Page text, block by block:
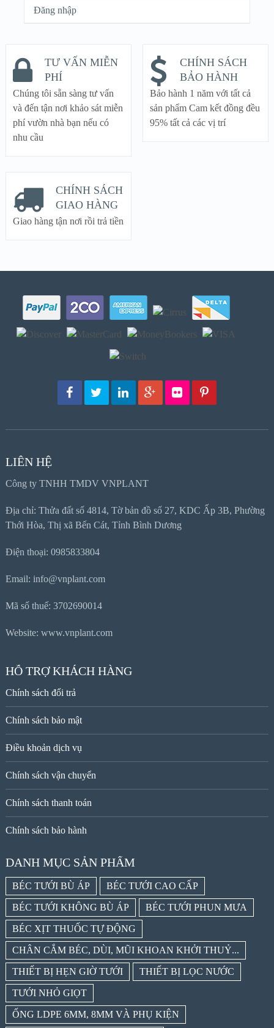
Đăng nhập
TƯ VẤN MIỄN
PHÍ
Chúng tôi sẵn sàng tư vấn
và đến tận nơi khảo sát miễn
phí vườn nhà bạn nếu có
nhu cầu
CHÍNH SÁCH
BẢO HÀNH
Bảo hành 1 năm với tất cả
sản phẩm Cam kết đồng đều
95% tất cả các vị trí
CHÍNH SÁCH
GIAO HÀNG
Giao hàng tận nơi rồi trả tiền
LIÊN HỆ
Công ty TNHH TMDV VNPLANT
Địa chỉ: Thửa đất số 4814, Tờ bản đồ số 27, KDC Ấp 3B, Phường
Thới Hòa, Thị xã Bến Cát, Tỉnh Bình Dương
Điện thoại: 0985833804
Email: info@vnplant.com
Mã số thuế: 3702690014
Website: www.vnplant.com
HỖ TRỢ KHÁCH HÀNG
Chính sách đổi trả
Chính sách bảo mật
Điều khoản dịch vụ
Chính sách vận chuyển
Chính sách thanh toán
Chính sách bảo hành
DANH MỤC SẢN PHẨM
BÉC TƯỚI BÙ ÁP BÉC TƯỚI CAO CẤP
BÉC TƯỚI KHÔNG BÙ ÁP BÉC TƯỚI PHUN MƯA
BÉC XỊT THUỐC TỰ ĐỘNG
CHÂN CẮM BÉC, DÙI, MŨI KHOAN KHỞI THUỶ...
THIẾT BỊ HẸN GIỜ TƯỚI THIẾT BỊ LỌC NƯỚC
TƯỚI NHỎ GIỌT
ỐNG LDPE 6MM, 8MM VÀ PHỤ KIỆN